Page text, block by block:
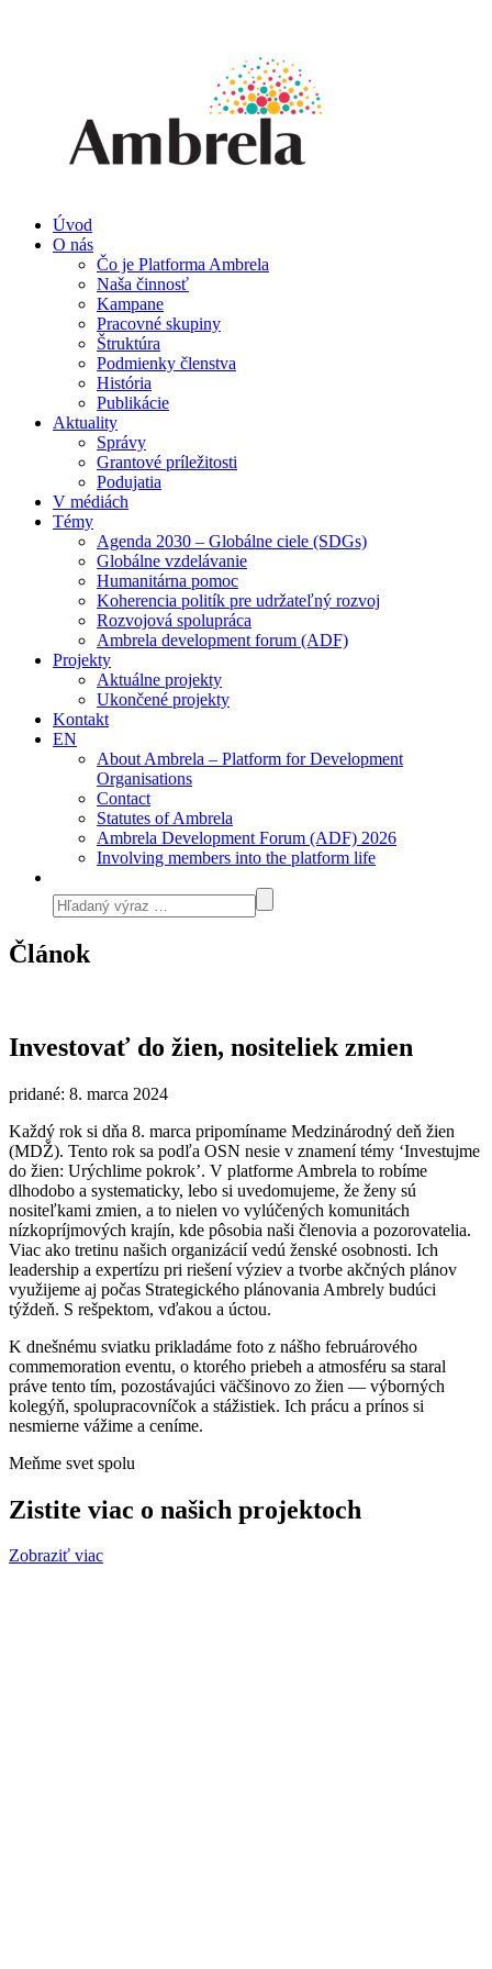
Úvod
O nás
Čo je Platforma Ambrela
Naša činnosť
Kampane
Pracovné skupiny
Štruktúra
Podmienky členstva
História
Publikácie
Aktuality
Správy
Grantové príležitosti
Podujatia
V médiách
Témy
Agenda 2030 – Globálne ciele (SDGs)
Globálne vzdelávanie
Humanitárna pomoc
Koherencia politík pre udržateľný rozvoj
Rozvojová spolupráca
Ambrela development forum (ADF)
Projekty
Aktuálne projekty
Ukončené projekty
Kontakt
EN
About Ambrela – Platform for Development
Organisations
Contact
Statutes of Ambrela
Ambrela Development Forum (ADF) 2026
Involving members into the platform life
Článok
Investovať do žien, nositeliek zmien
pridané: 8. marca 2024
Každý rok si dňa 8. marca pripomíname Medzinárodný deň žien
(MDŽ). Tento rok sa podľa OSN nesie v znamení témy ‘Investujme
do žien: Urýchlime pokrok’. V platforme Ambrela to robíme
dlhodobo a systematicky, lebo si uvedomujeme, že ženy sú
nositeľkami zmien, a to nielen vo vylúčených komunitách
nízkopríjmových krajín, kde pôsobia naši členovia a pozorovatelia.
Viac ako tretinu našich organizácií vedú ženské osobnosti. Ich
leadership a expertízu pri riešení výziev a tvorbe akčných plánov
využijeme aj počas Strategického plánovania Ambrely budúci
týždeň. S rešpektom, vďakou a úctou.
K dnešnému sviatku prikladáme foto z nášho februárového
commemoration eventu, o ktorého priebeh a atmosféru sa staral
práve tento tím, pozostávajúci väčšinovo zo žien — výborných
kolegýň, spolupracovníčok a stážistiek. Ich prácu a prínos si
nesmierne vážime a ceníme.
Meňme svet spolu
Zistite viac o našich projektoch
Zobraziť viac